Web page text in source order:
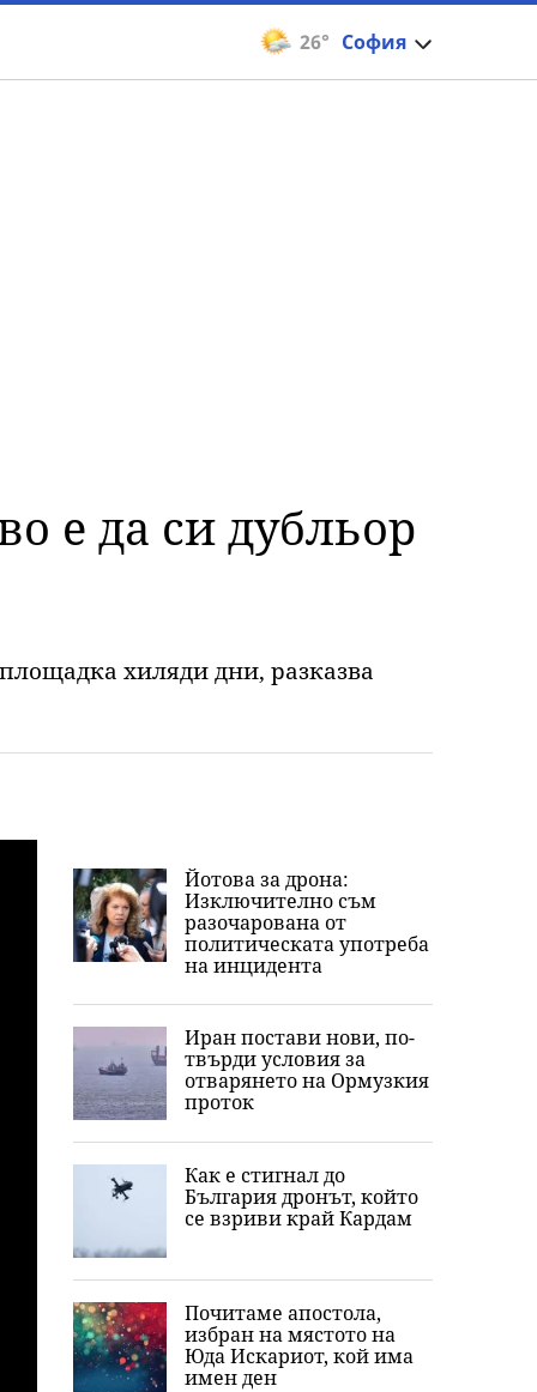
26° София
е да си дубльор
хиляди дни, разказва
Йотова за дрона:
Изключително съм
разочарована от
политическата употреба
на инцидента
Иран постави нови, по-
твърди условия за
отварянето на Ормузкия
проток
Как е стигнал до
България дронът, който
се взриви край Кардам
Почитаме апостола,
избран на мястото на
Юда Искариот, кой има
имен ден